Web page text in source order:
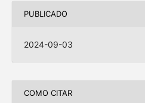
PUBLICADO
2024-09-03
COMO CITAR